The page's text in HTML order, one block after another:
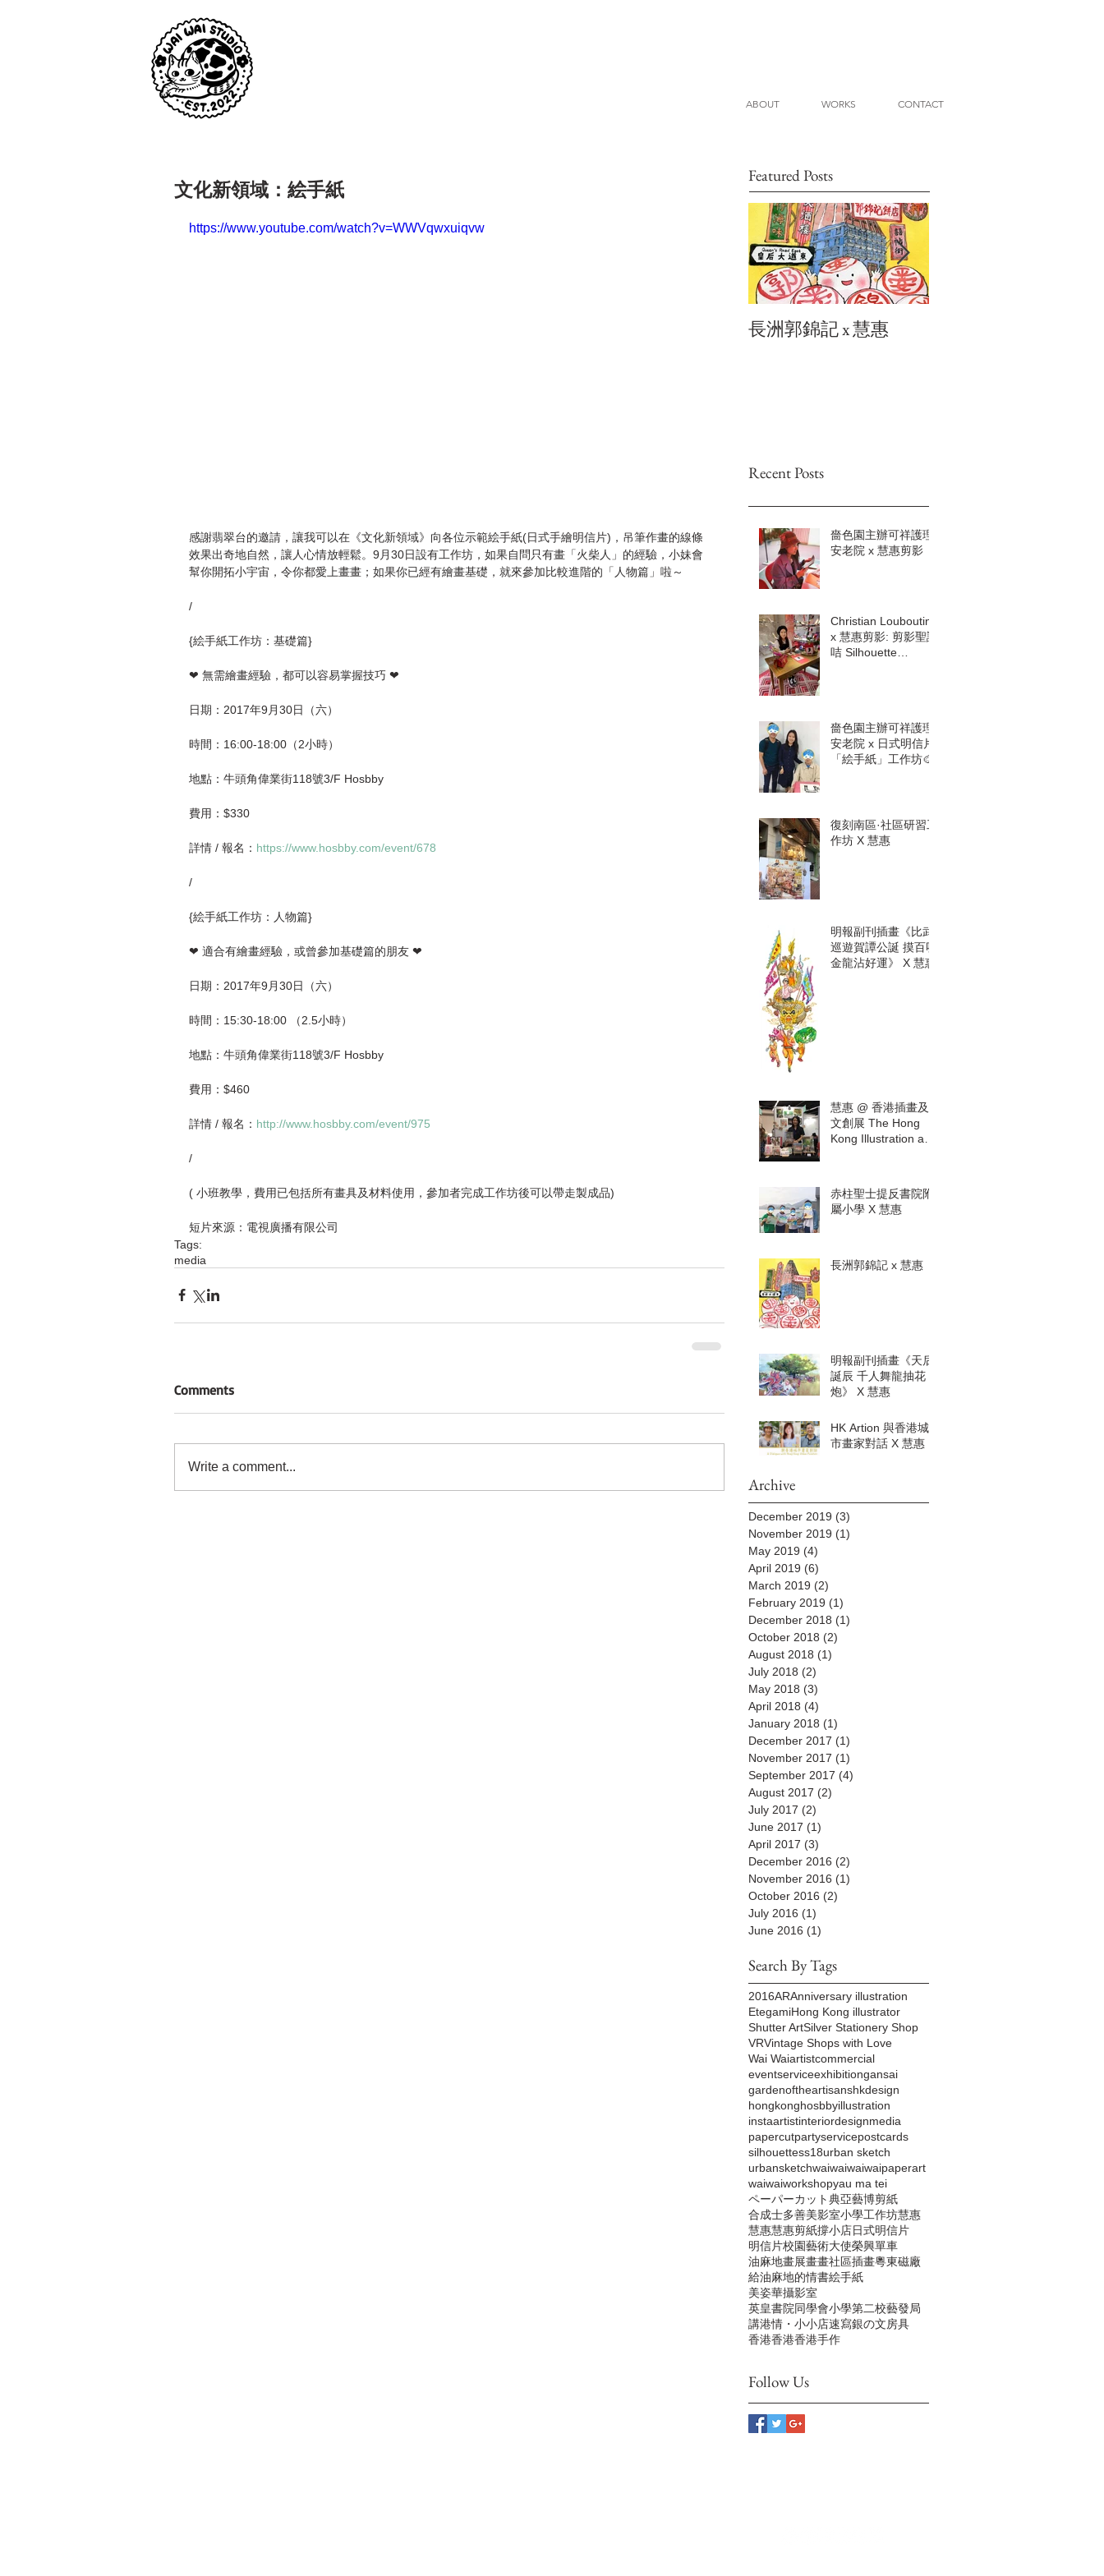
ABOUT WORKS CONTACT
文化新領域：絵手紙
https://www.youtube.com/watch?v=WWVqwxuiqvw
感謝翡翠台的邀請，讓我可以在《文化新領域》向各位示範絵手紙(日式手繪明信片)，吊筆作畫的線條
效果出奇地自然，讓人心情放輕鬆。9月30日設有工作坊，如果自問只有畫「火柴人」的經驗，小妹會
幫你開拓小宇宙，令你都愛上畫畫；如果你已經有繪畫基礎，就來參加比較進階的「人物篇」啦～
/
{絵手紙工作坊：基礎篇}
❤ 無需繪畫經驗，都可以容易掌握技巧 ❤
日期：2017年9月30日（六）
時間：16:00-18:00（2小時）
地點：牛頭角偉業街118號3/F Hosbby
費用：$330
詳情 / 報名： https://www.hosbby.com/event/678
/
{絵手紙工作坊：人物篇}
❤ 適合有繪畫經驗，或曾參加基礎篇的朋友 ❤
日期：2017年9月30日（六）
時間：15:30-18:00 （2.5小時）
地點：牛頭角偉業街118號3/F Hosbby
費用：$460
詳情 / 報名： http://www.hosbby.com/event/975
/
( 小班教學，費用已包括所有畫具及材料使用，參加者完成工作坊後可以帶走製成品)
短片來源：電視廣播有限公司
Tags:
media
Comments
Write a comment...
Featured Posts
長洲郭錦記 x 慧惠
Recent Posts
嗇色園主辦可祥護理
安老院 x 慧惠剪影
Christian Louboutin
x 慧惠剪影: 剪影聖誕
咭 Silhouette
嗇色園主辦可祥護理
安老院 x 日式明信片
「絵手紙」工作坊🎨
復刻南區·社區研習工
作坊 X 慧惠
明報副刊插畫《比武
巡遊賀譚公誕 摸百呎
金龍沾好運》 X 慧惠
慧惠 @ 香港插畫及
文創展 The Hong
Kong Illustration and
赤柱聖士提反書院附
屬小學 X 慧惠
長洲郭錦記 x 慧惠
明報副刊插畫《天后
誕辰 千人舞龍抽花
炮》 X 慧惠
HK Artion 與香港城
市畫家對話 X 慧惠
Archive
December 2019 (3)
November 2019 (1)
May 2019 (4)
April 2019 (6)
March 2019 (2)
February 2019 (1)
December 2018 (1)
October 2018 (2)
August 2018 (1)
July 2018 (2)
May 2018 (3)
April 2018 (4)
January 2018 (1)
December 2017 (1)
November 2017 (1)
September 2017 (4)
August 2017 (2)
July 2017 (2)
June 2017 (1)
April 2017 (3)
December 2016 (2)
November 2016 (1)
October 2016 (2)
July 2016 (1)
June 2016 (1)
Search By Tags
2016ARAnniversary illustration
EtegamiHong Kong illustrator
Shutter ArtSilver Stationery Shop
VRVintage Shops with Love
Wai Waiartistcommercial
eventserviceexhibitiongansai
gardenoftheartisanshkdesign
hongkonghosbbyillustration
instaartistinteriordesignmedia
papercutpartyservicepostcards‬
silhouettess18urban sketch
urbansketchwaiwaiwaiwaipaperart
waiwai‬workshopyau ma tei
ペーパーカット典亞藝博剪紙
合成士多善美影室小學工作坊慧惠
慧惠‬慧惠剪紙撐小店日式明信片
明信片校園藝術大使榮興單車
油麻地畫展畫畫社區插畫粵東磁廠
給油麻地的情書絵手紙
美姿華攝影室
英皇書院同學會小學第二校藝發局
講港情・小小店速寫銀の文房具
香港香港‬香港手作
Follow Us